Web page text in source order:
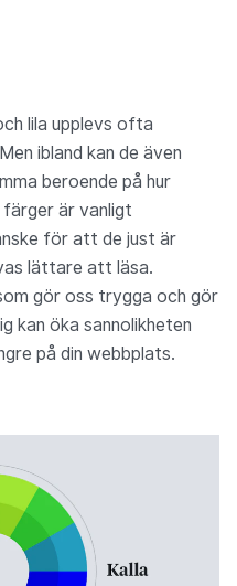
lila upplevs ofta
ibland kan de även
beroende på hur
är vanligt
för att de just är
lättare att läsa.
gör oss trygga och gör
kan öka sannolikheten
på din webbplats.